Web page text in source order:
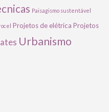
Paisagismo sustentável
Projetos de elétrica Projetos
Urbanismo